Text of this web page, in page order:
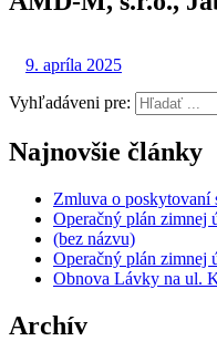
9. apríla 2025
Vyhľadáveni pre:
Najnovšie články
Zmluva o poskytovaní
Operačný plán zimnej
(bez názvu)
Operačný plán zimnej
Obnova Lávky na ul.
Archív